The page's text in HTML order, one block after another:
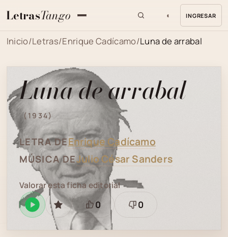
LetrasTango ◐ INGRESAR
Inicio/Letras/Enrique Cadícamo/Luna de arrabal
Luna de arrabal
(1934)
LETRA DEEnrique Cadícamo
MÚSICA DEJulio César Sanders
Reproducir
GUARDAR
Valorar esta ficha editorial
Está
bien
0
Necesita
0